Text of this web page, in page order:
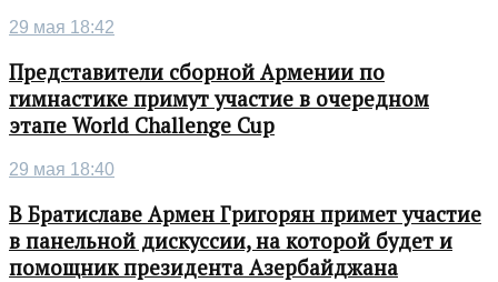
29 мая 18:42
Представители сборной Армении по
гимнастике примут участие в очередном
этапе World Challenge Cup
29 мая 18:40
В Братиславе Армен Григорян примет участие
в панельной дискуссии, на которой будет и
помощник президента Азербайджана